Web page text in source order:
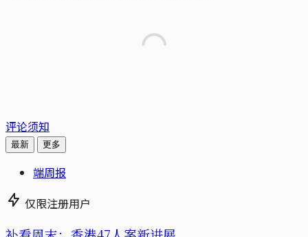
评论须知
最新 更多
端周报
仅限注册用户